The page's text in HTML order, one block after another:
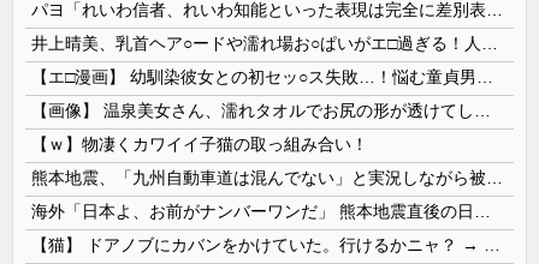
【ｗ】物凄くカワイイ子猫の取っ組み合い！